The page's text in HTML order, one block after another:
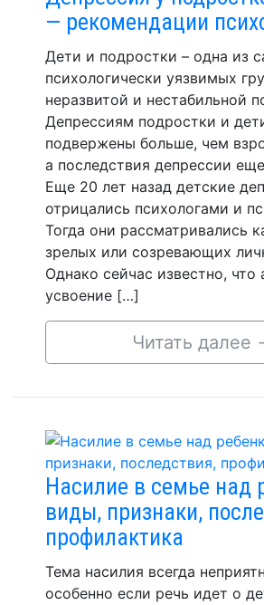
— рекомендации
Дети и подростки – одна из
психологически уязвимых
неразвитой и нестабильной
Депрессиям подростки и
подвержены больше, чем
а последствия депрессии
Еще 20 лет назад детские
отрицались психологами и
Тогда они рассматривались
зрелых или созревающих
Однако сейчас известно, что
усвоение […]
Читать далее
Насилие в семье над
виды, признаки,
профилактика
Тема насилия всегда
особенно если речь идет о